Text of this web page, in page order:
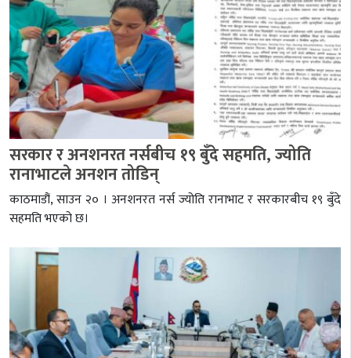
सरकार र अनशनरत नर्सबीच १९ बुँदे सहमति, ज्योति
रानाभाटले अनशन तोडिन्
काठमाडौं, साउन २० । अनशनरत नर्स ज्योति रानाभाट र सरकारबीच १९ बुँदे
सहमति भएको छ।